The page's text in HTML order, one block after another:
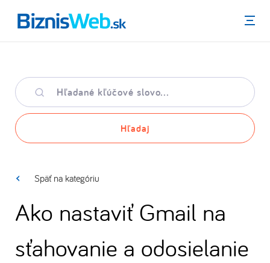
Menu
Hľadané
kľúčové
slovo
Hľadaj
Späť na kategóriu
Ako nastaviť Gmail na
sťahovanie a odosielanie